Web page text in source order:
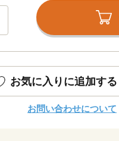
お気に入りに追加する
お問い合わせについて